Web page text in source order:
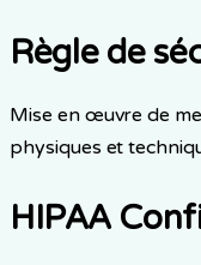
Règle de
Mise en œuvre de
physiques et
HIPAA